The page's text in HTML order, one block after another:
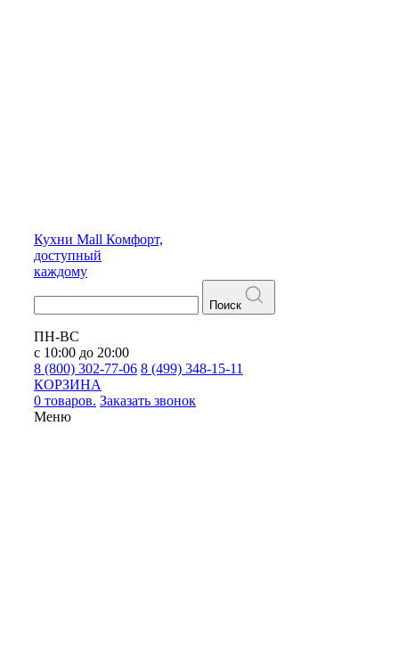
Кухни Mall Комфорт,
доступный
каждому
Поиск
ПН-ВС
с 10:00 до 20:00
8 (800) 302-77-06 8 (499) 348-15-11
КОРЗИНА
0 товаров. Заказать звонок
Меню